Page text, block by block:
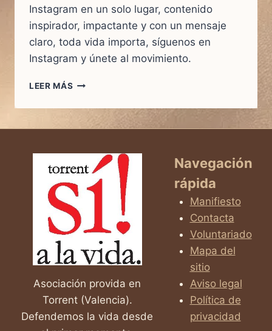
Instagram en un solo lugar, contenido
inspirador, impactante y con un mensaje
claro, toda vida importa, síguenos en
Instagram y únete al movimiento.
LEER MÁS
EN
INSTAGRAM!
Asociación provida en
Torrent (Valencia).
Defendemos la vida desde
Navegación
rápida
Manifiesto
Contacta
Voluntariado
Mapa del
sitio
Aviso legal
Política de
privacidad